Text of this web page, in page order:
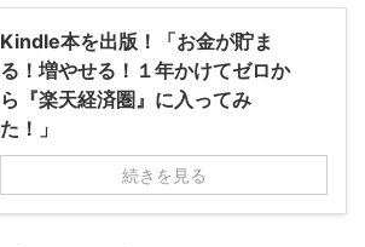
Kindle本を出版！「お金が貯ま
る！増やせる！１年かけてゼロか
ら『楽天経済圏』に入ってみ
た！」
続きを見る